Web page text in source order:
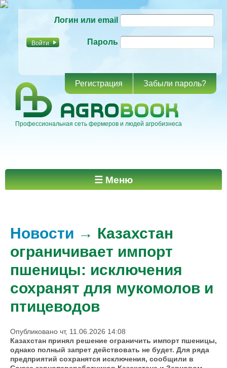
основному
Логин или email
Пароль
Регистрация Забыли пароль?
Профессиональная сеть фермеров и людей агробизнеса
Главное меню ☰ Меню
Новости → Казахстан
ограничивает импорт
пшеницы: исключения
сохранят для мукомолов и
птицеводов
Опубликовано чт, 11.06.2026 14:08
Казахстан принял решение ограничить импорт пшеницы,
однако полный запрет действовать не будет. Для ряда
предприятий сохранятся исключения, сообщили в